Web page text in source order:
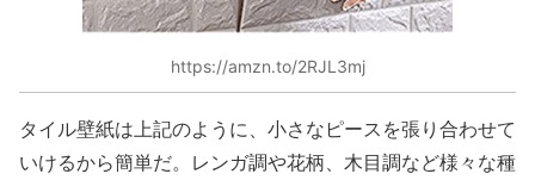
https://amzn.to/2RJL3mj
タイル壁紙は上記のように、小さなピースを張り合わせて
いけるから簡単だ。レンガ調や花柄、木目調など様々な種